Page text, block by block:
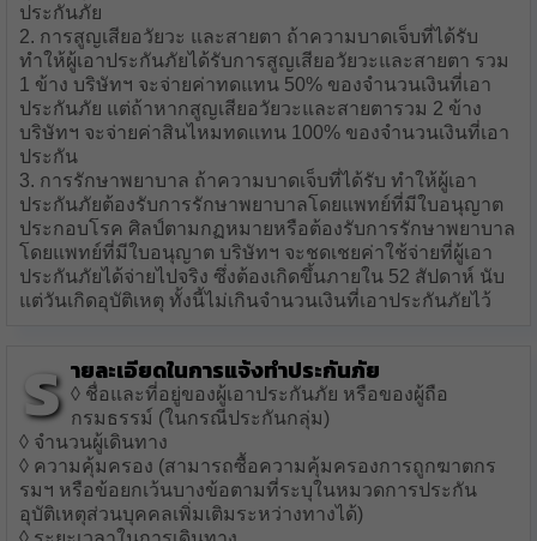
ประกันภัย
2. การสูญเสียอวัยวะ และสายตา ถ้าความบาดเจ็บที่ได้รับ
ทำให้ผู้เอาประกันภัยได้รับการสูญเสียอวัยวะและสายตา รวม
1 ข้าง บริษัทฯ จะจ่ายค่าทดแทน 50% ของจำนวนเงินที่เอา
ประกันภัย แต่ถ้าหากสูญเสียอวัยวะและสายตารวม 2 ข้าง
บริษัทฯ จะจ่ายค่าสินไหมทดแทน 100% ของจำนวนเงินที่เอา
ประกัน
3. การรักษาพยาบาล ถ้าความบาดเจ็บที่ได้รับ ทำให้ผู้เอา
ประกันภัยต้องรับการรักษาพยาบาลโดยแพทย์ที่มีใบอนุญาต
ประกอบโรค ศิลป์ตามกฏหมายหรือต้องรับการรักษาพยาบาล
โดยแพทย์ที่มีใบอนุญาต บริษัทฯ จะชดเชยค่าใช้จ่ายที่ผู้เอา
ประกันภัยได้จ่ายไปจริง ซึ่งต้องเกิดขึ้นภายใน 52 สัปดาห์ นับ
แต่วันเกิดอุบัติเหตุ ทั้งนี้ไม่เกินจำนวนเงินที่เอาประกันภัยไว้
ร ายละเอียดในการแจ้งทำประกันภัย
◊ ชื่อและที่อยู่ของผู้เอาประกันภัย หรือของผู้ถือ
กรมธรรม์ (ในกรณีประกันกลุ่ม)
◊ จำนวนผู้เดินทาง
◊ ความคุ้มครอง (สามารถซื้อความคุ้มครองการถูกฆาตกร
รมฯ หรือข้อยกเว้นบางข้อตามที่ระบุในหมวดการประกัน
อุบัติเหตุส่วนบุคคลเพิ่มเติมระหว่างทางได้)